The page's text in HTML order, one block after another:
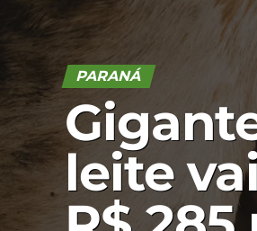
PARANÁ
leite